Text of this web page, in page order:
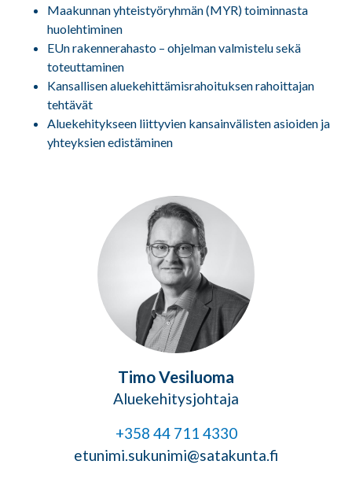
Maakunnan yhteistyöryhmän (MYR) toiminnasta
huolehtiminen
EUn rakennerahasto – ohjelman valmistelu sekä
toteuttaminen
Kansallisen aluekehittämisrahoituksen rahoittajan
tehtävät
Aluekehitykseen liittyvien kansainvälisten asioiden ja
yhteyksien edistäminen
Timo Vesiluoma
Aluekehitysjohtaja
+358 44 711 4330
etunimi.sukunimi@satakunta.fi